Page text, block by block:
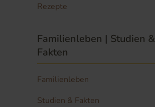
Rezepte
Familienleben | Studien &
Fakten
Familienleben
Studien & Fakten